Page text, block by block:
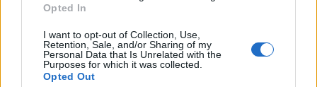
Opted In
I want to opt-out of Collection, Use,
Retention, Sale, and/or Sharing of my
Personal Data that Is Unrelated with the
Purposes for which it was collected.
Opted Out
Città:Londra
Presidente:
Manager:Oliver Glasner
ALBO D'ORO